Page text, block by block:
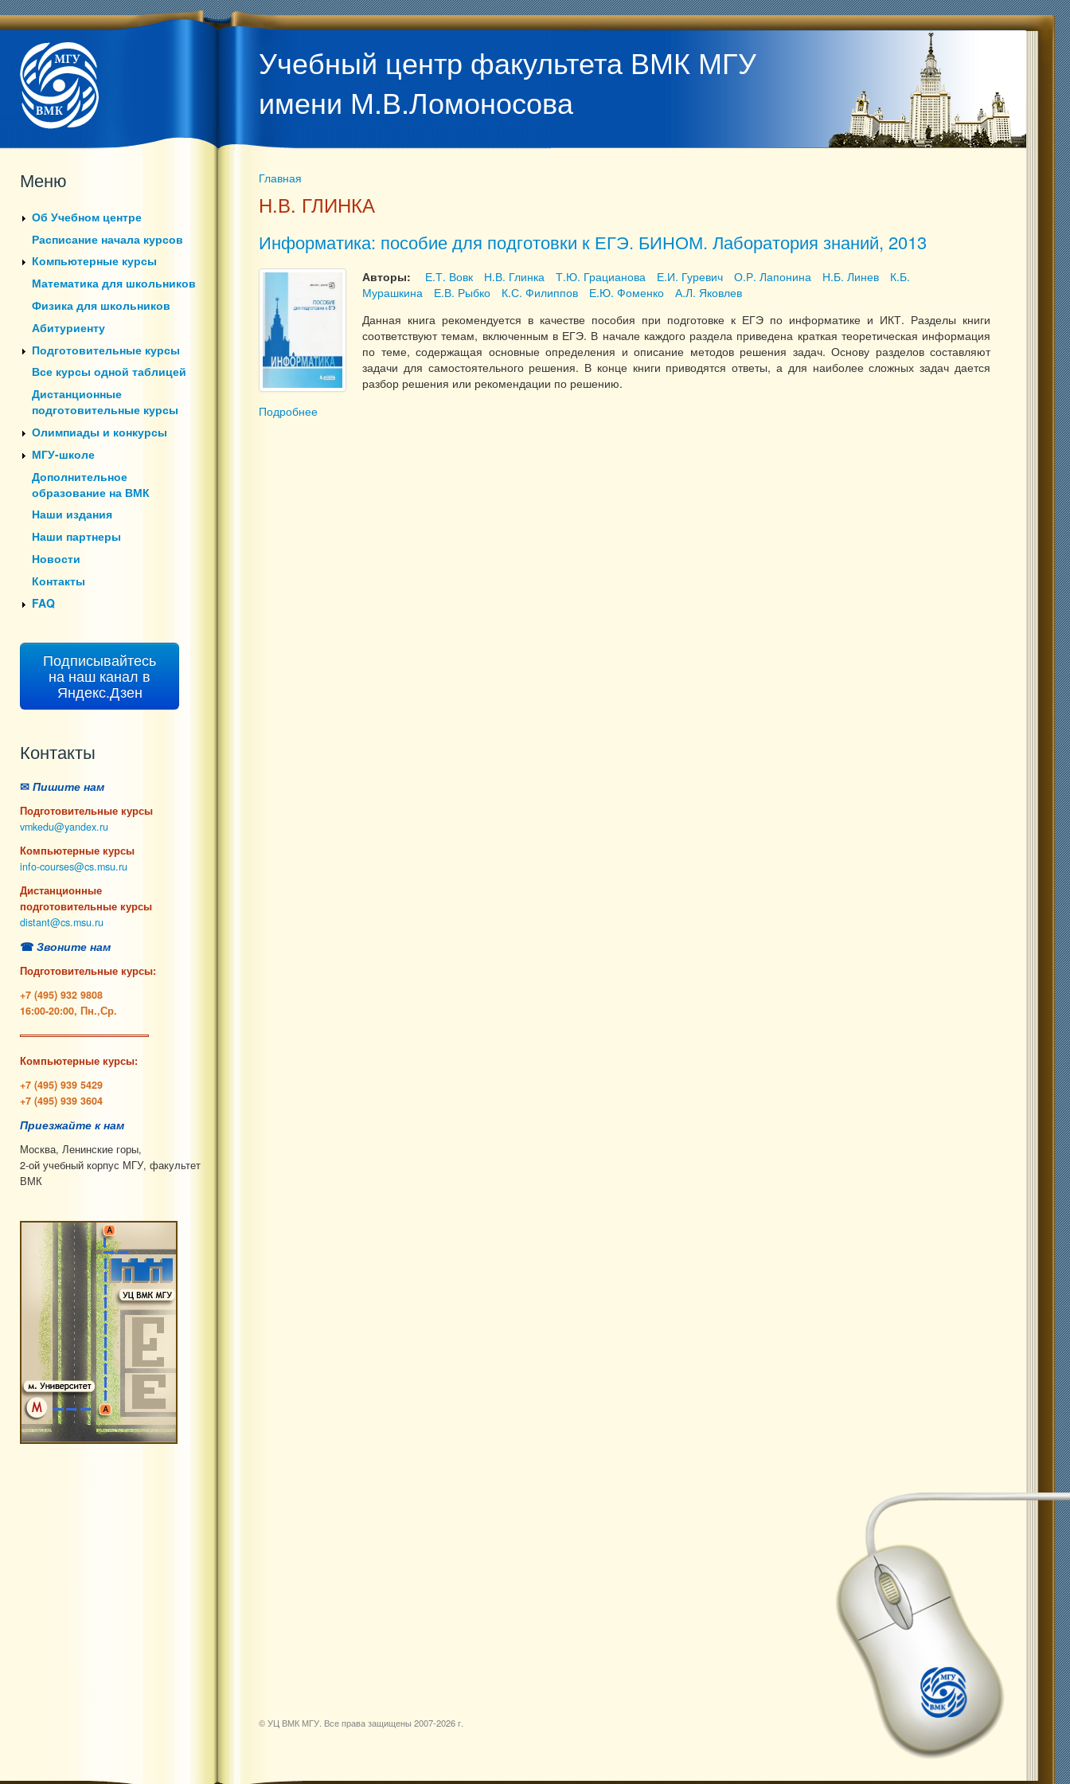
Учебный центр факультета ВМК МГУ
имени М.В.Ломоносова
Меню
Об Учебном центре
Расписание начала курсов
Компьютерные курсы
Математика для школьников
Физика для школьников
Абитуриенту
Подготовительные курсы
Все курсы одной таблицей
Дистанционные
подготовительные курсы
Олимпиады и конкурсы
МГУ-школе
Дополнительное
образование на ВМК
Наши издания
Наши партнеры
Новости
Контакты
FAQ
Подписывайтесь
на наш канал в
Яндекс.Дзен
Контакты
✉ Пишите нам
Подготовительные курсы
vmkedu@yandex.ru
Компьютерные курсы
info-courses@cs.msu.ru
Дистанционные
подготовительные курсы
distant@cs.msu.ru
☎ Звоните нам
Подготовительные курсы:
+7 (495) 932 9808
16:00-20:00, Пн.,Ср.
Компьютерные курсы:
+7 (495) 939 5429
+7 (495) 939 3604
Приезжайте к нам
Москва, Ленинские горы,
2-ой учебный корпус МГУ, факультет
ВМК
Вы здесь
Главная
Н.В. ГЛИНКА
Информатика: пособие для подготовки к ЕГЭ. БИНОМ. Лаборатория знаний, 2013
Авторы: Е.Т. Вовк Н.В. Глинка Т.Ю. Грацианова Е.И. Гуревич О.Р. Лапонина Н.Б. Линев
К.Б.
Мурашкина
Е.В. Рыбко К.С. Филиппов Е.Ю. Фоменко
А.Л. Яковлев
Данная книга рекомендуется в качестве пособия при подготовке к ЕГЭ по информатике и ИКТ. Разделы книги
соответствуют темам, включенным в ЕГЭ. В начале каждого раздела приведена краткая теоретическая информация
по теме, содержащая основные определения и описание методов решения задач. Основу разделов составляют
задачи для самостоятельного решения. В конце книги приводятся ответы, а для наиболее сложных задач дается
разбор решения или рекомендации по решению.
Подробнее
© УЦ ВМК МГУ. Все права защищены 2007-2026 г.